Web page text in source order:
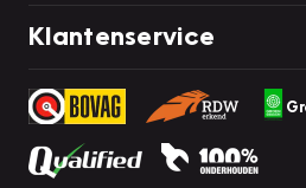
Klantenservice